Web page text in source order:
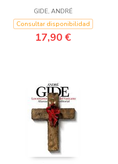
GIDE, ANDRÉ
Consultar disponibilidad
17,90 €